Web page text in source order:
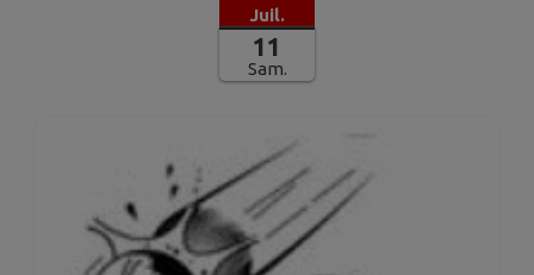
Juil.
11
Sam.